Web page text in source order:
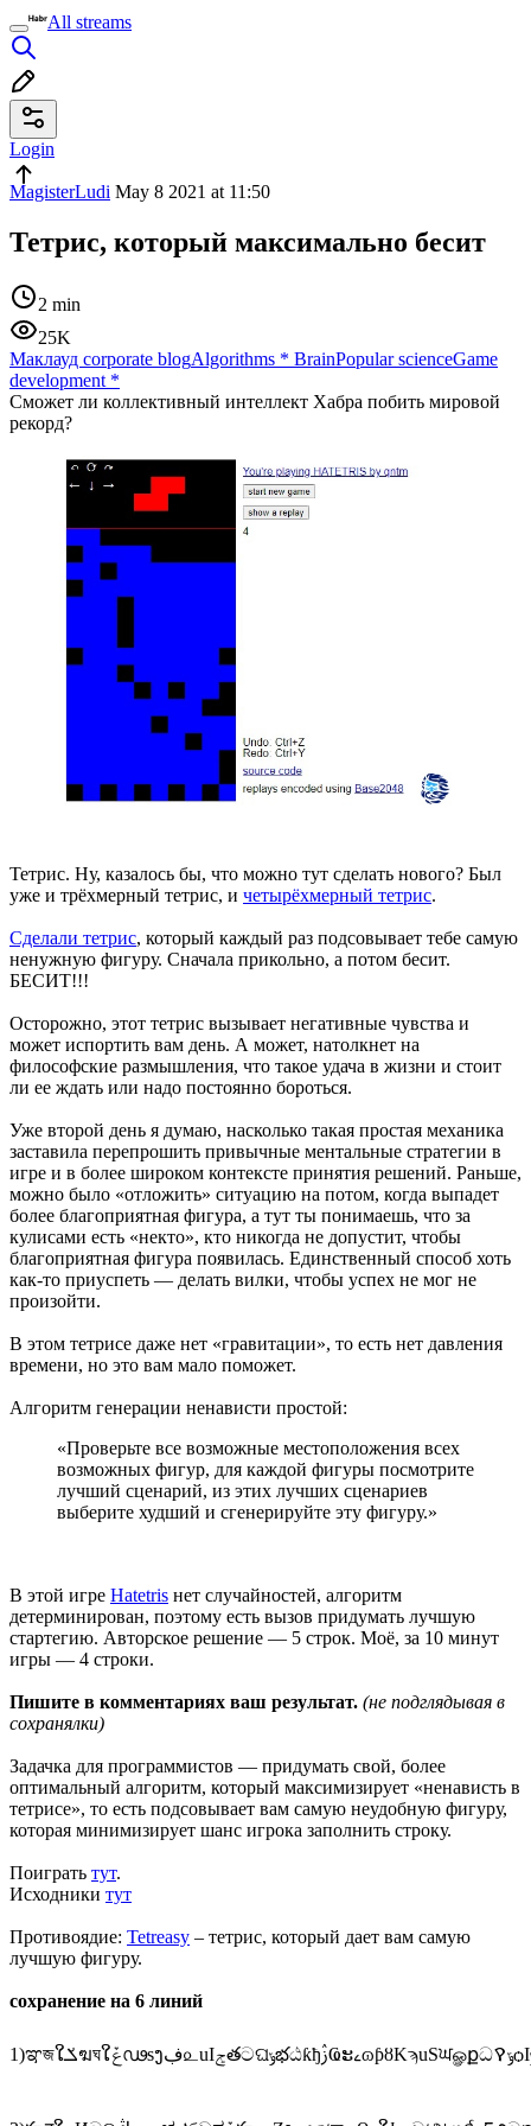
All streams
Login
MagisterLudi May 8 2021 at 11:50
Тетрис, который максимально бесит
2 min
25K
Маклауд corporate blogAlgorithms * BrainPopular scienceGame
development *
Сможет ли коллективный интеллект Хабра побить мировой
рекорд?
Тетрис. Ну, казалось бы, что можно тут сделать нового? Был
уже и трёхмерный тетрис, и четырёхмерный тетрис.
Сделали тетрис, который каждый раз подсовывает тебе самую
ненужную фигуру. Сначала прикольно, а потом бесит.
БЕСИТ!!!
Осторожно, этот тетрис вызывает негативные чувства и
может испортить вам день. А может, натолкнет на
философские размышления, что такое удача в жизни и стоит
ли ее ждать или надо постоянно бороться.
Уже второй день я думаю, насколько такая простая механика
заставила перепрошить привычные ментальные стратегии в
игре и в более широком контексте принятия решений. Раньше,
можно было «отложить» ситуацию на потом, когда выпадет
более благоприятная фигура, а тут ты понимаешь, что за
кулисами есть «некто», кто никогда не допустит, чтобы
благоприятная фигура появилась. Единственный способ хоть
как-то приуспеть — делать вилки, чтобы успех не мог не
произойти.
В этом тетрисе даже нет «гравитации», то есть нет давления
времени, но это вам мало поможет.
Алгоритм генерации ненависти простой:
«Проверьте все возможные местоположения всех
возможных фигур, для каждой фигуры посмотрите
лучший сценарий, из этих лучших сценариев
выберите худший и сгенерируйте эту фигуру.»
В этой игре Hatetris нет случайностей, алгоритм
детерминирован, поэтому есть вызов придумать лучшую
стартегию. Авторское решение — 5 строк. Моё, за 10 минут
игры — 4 строки.
Пишите в комментариях ваш результат. (не подглядывая в
сохранялки)
Задачка для программистов — придумать свой, более
оптимальный алгоритм, который максимизирует «ненависть в
тетрисе», то есть подсовывает вам самую неудобную фигуру,
которая минимизирует шанс игрока заполнить строку.
Поиграть тут.
Исходники тут
Противоядие: Tetreasy – тетрис, который дает вам самую
лучшую фигуру.
сохранение на 6 линий